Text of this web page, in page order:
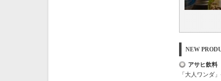
NEW
アサヒ飲料
「大人ワンダ